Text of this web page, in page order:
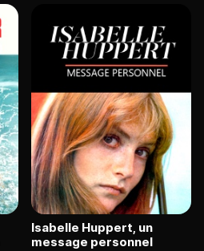
Isabelle Huppert, un
message personnel